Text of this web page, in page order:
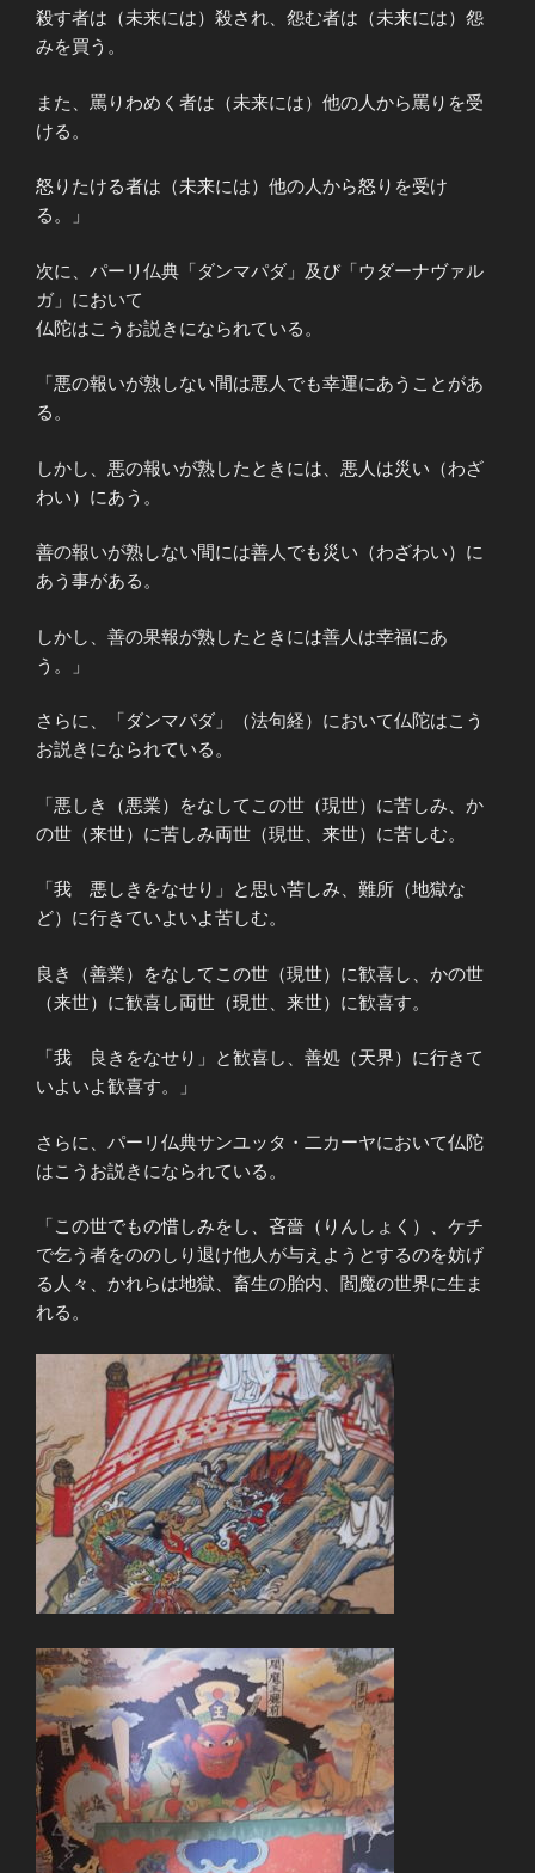
殺す者は（未来には）殺され、怨む者は（未来には）怨
みを買う。
また、罵りわめく者は（未来には）他の人から罵りを受
ける。
怒りたける者は（未来には）他の人から怒りを受け
る。」
次に、パーリ仏典「ダンマパダ」及び「ウダーナヴァル
ガ」において
仏陀はこうお説きになられている。
「悪の報いが熟しない間は悪人でも幸運にあうことがあ
る。
しかし、悪の報いが熟したときには、悪人は災い（わざ
わい）にあう。
善の報いが熟しない間には善人でも災い（わざわい）に
あう事がある。
しかし、善の果報が熟したときには善人は幸福にあ
う。」
さらに、「ダンマパダ」（法句経）において仏陀はこう
お説きになられている。
「悪しき（悪業）をなしてこの世（現世）に苦しみ、か
の世（来世）に苦しみ両世（現世、来世）に苦しむ。
「我 悪しきをなせり」と思い苦しみ、難所（地獄な
ど）に行きていよいよ苦しむ。
良き（善業）をなしてこの世（現世）に歓喜し、かの世
（来世）に歓喜し両世（現世、来世）に歓喜す。
「我 良きをなせり」と歓喜し、善処（天界）に行きて
いよいよ歓喜す。」
さらに、パーリ仏典サンユッタ・二カーヤにおいて仏陀
はこうお説きになられている。
「この世でもの惜しみをし、吝嗇（りんしょく）、ケチ
で乞う者をののしり退け他人が与えようとするのを妨げ
る人々、かれらは地獄、畜生の胎内、閻魔の世界に生ま
れる。